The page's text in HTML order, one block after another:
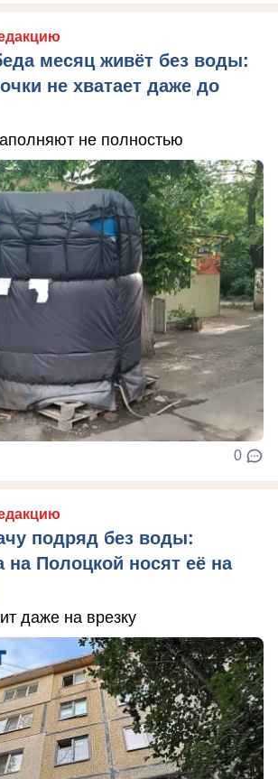
месяц живёт без воды:
не хватает даже до
не полностью
0
подряд без воды:
на Полоцкой носят её на
даже на врезку